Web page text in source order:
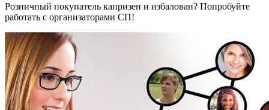
Розничный покупатель капризен и избалован? Попробуйте
работать с организаторами СП!